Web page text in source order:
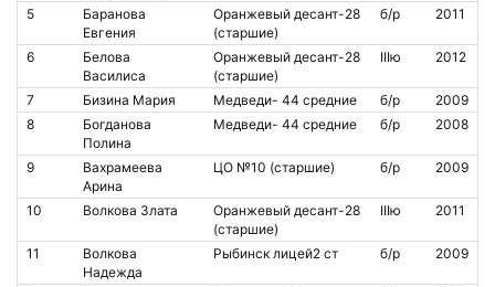
5
Баранова
Евгения
Оранжевый десант-28
(старшие)
б/р 2011
6
Белова
Василиса
Оранжевый десант-28
(старшие)
IIIю 2012
7 Бизина Мария Медведи- 44 средние б/р
2009
8
Богданова
Полина
Медведи- 44 средние б/р 2008
9
Вахрамеева
Арина
ЦО №10 (старшие) б/р 2009
10 Волкова Злата
Оранжевый десант-28
(старшие)
IIIю 2011
11
Волкова
Надежда
Рыбинск лицей2 ст б/р 2009